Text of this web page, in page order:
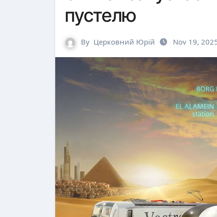
пустелю
By Церковний Юрій Nov 19,